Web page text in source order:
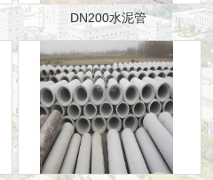
DN200水泥管